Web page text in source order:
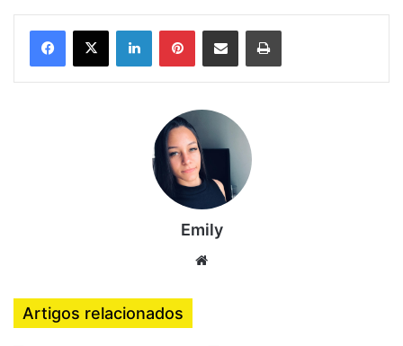
para cada um e como aplicá-los corretamente em sua
rotina de treino. Tudo com foco total no público fitness e
como o Bing e o Yahoo nos EUA.
Se você está em busca de evolução no shape,
performance consistente e quer evitar lesões
desnecessárias, continue lendo até o final. Este guia
completo sobre alongamento foi feito especialmente para
O Que É o Alongamento e Por
LinkedinPinterestCompartilhar via e-mail Imprimir
Emily
Artigos relacionados